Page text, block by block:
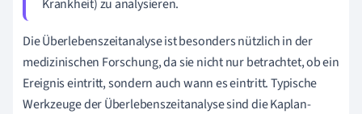
Krankheit) zu analysieren.
Die Überlebenszeitanalyse ist besonders nützlich in der
medizinischen Forschung, da sie nicht nur betrachtet, ob ein
Ereignis eintritt, sondern auch wann es eintritt. Typische
Werkzeuge der Überlebenszeitanalyse sind die Kaplan-